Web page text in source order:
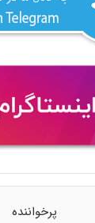
پرخواننده